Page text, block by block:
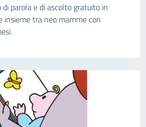
di parola e di ascolto gratuito in
insieme tra neo mamme con